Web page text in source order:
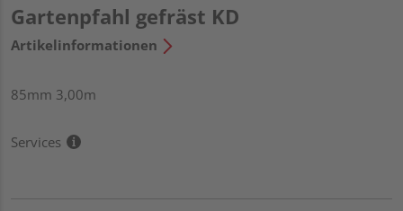
Gartenpfahl gefräst KD
Artikelinformationen
85mm 3,00m
Services